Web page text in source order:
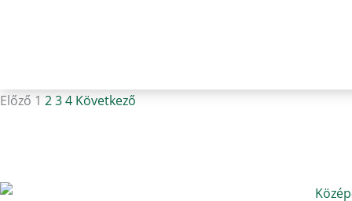
Előző 1 234 Következő